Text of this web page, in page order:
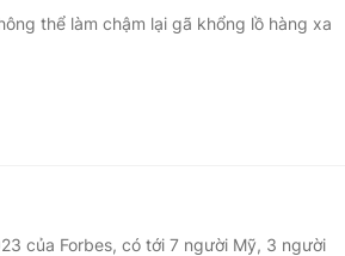
thể làm chậm lại gã khổng lồ hàng xa
của Forbes, có tới 7 người Mỹ, 3 người